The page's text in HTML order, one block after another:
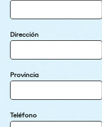
Dirección
Provincia
Teléfono